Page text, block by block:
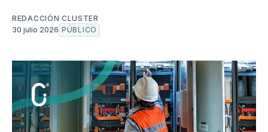
REDACCIÓN CLUSTER
30 julio 2026 PÚBLICO